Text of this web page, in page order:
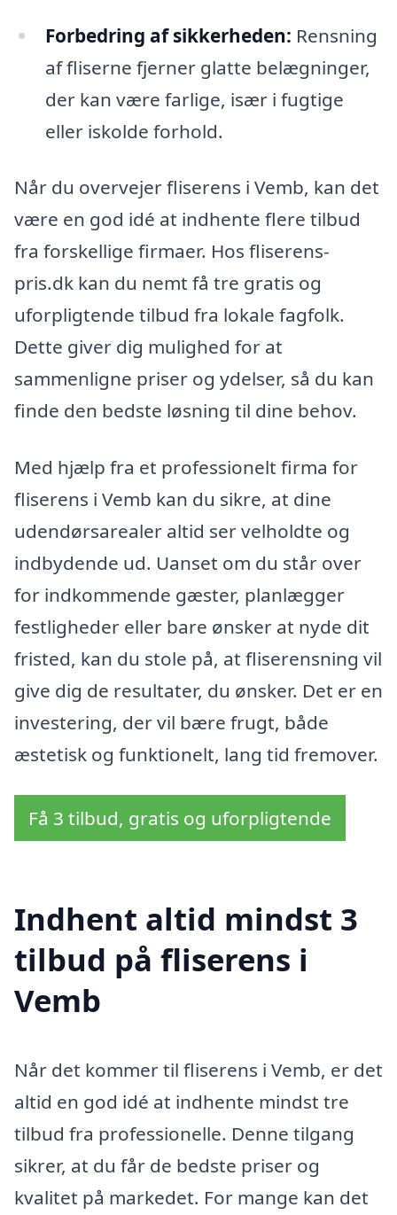
Forbedring af sikkerheden: Rensning
af fliserne fjerner glatte belægninger,
der kan være farlige, især i fugtige
eller iskolde forhold.
Når du overvejer fliserens i Vemb, kan det
være en god idé at indhente flere tilbud
fra forskellige firmaer. Hos fliserens-
pris.dk kan du nemt få tre gratis og
uforpligtende tilbud fra lokale fagfolk.
Dette giver dig mulighed for at
sammenligne priser og ydelser, så du kan
finde den bedste løsning til dine behov.
Med hjælp fra et professionelt firma for
fliserens i Vemb kan du sikre, at dine
udendørsarealer altid ser velholdte og
indbydende ud. Uanset om du står over
for indkommende gæster, planlægger
festligheder eller bare ønsker at nyde dit
fristed, kan du stole på, at fliserensning vil
give dig de resultater, du ønsker. Det er en
investering, der vil bære frugt, både
æstetisk og funktionelt, lang tid fremover.
Få 3 tilbud, gratis og uforpligtende
Indhent altid mindst 3
tilbud på fliserens i
Vemb
Når det kommer til fliserens i Vemb, er det
altid en god idé at indhente mindst tre
tilbud fra professionelle. Denne tilgang
sikrer, at du får de bedste priser og
kvalitet på markedet. For mange kan det